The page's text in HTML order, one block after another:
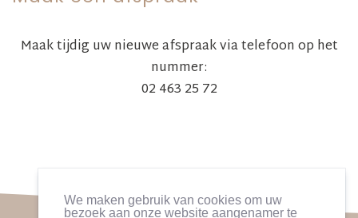
We maken gebruik van cookies om uw
bezoek aan onze website aangenamer te
Maak tijdig uw nieuwe afspraak via telefoon op het
nummer:
02 463 25 72